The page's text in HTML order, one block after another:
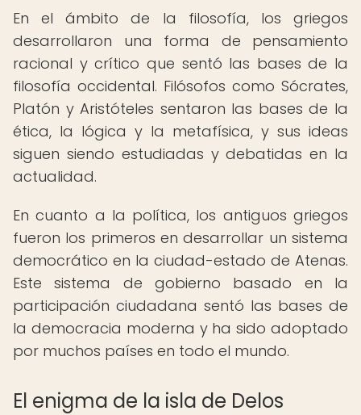
En el ámbito de la filosofía, los griegos
desarrollaron una forma de pensamiento
racional y crítico que sentó las bases de la
filosofía occidental. Filósofos como Sócrates,
Platón y Aristóteles sentaron las bases de la
ética, la lógica y la metafísica, y sus ideas
siguen siendo estudiadas y debatidas en la
actualidad.
En cuanto a la política, los antiguos griegos
fueron los primeros en desarrollar un sistema
democrático en la ciudad-estado de Atenas.
Este sistema de gobierno basado en la
participación ciudadana sentó las bases de
la democracia moderna y ha sido adoptado
por muchos países en todo el mundo.
El enigma de la isla de Delos